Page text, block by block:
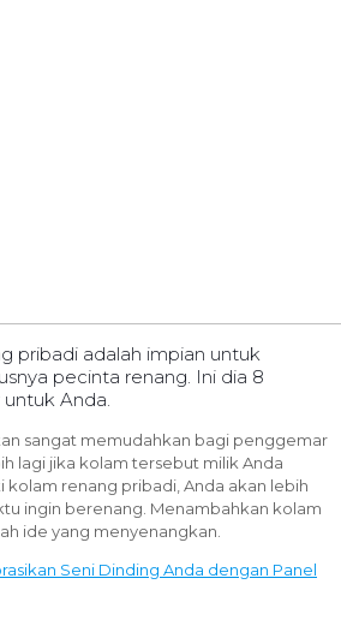
pribadi adalah impian untuk
pecinta renang. Ini dia 8
untuk Anda.
sangat memudahkan bagi penggemar
lagi jika kolam tersebut milik Anda
kolam renang pribadi, Anda akan lebih
ingin berenang. Menambahkan kolam
ide yang menyenangkan.
Seni Dinding Anda dengan Panel